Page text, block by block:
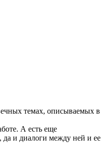
темах, описываемых в
А есть еще
да и диалоги между ней и ее